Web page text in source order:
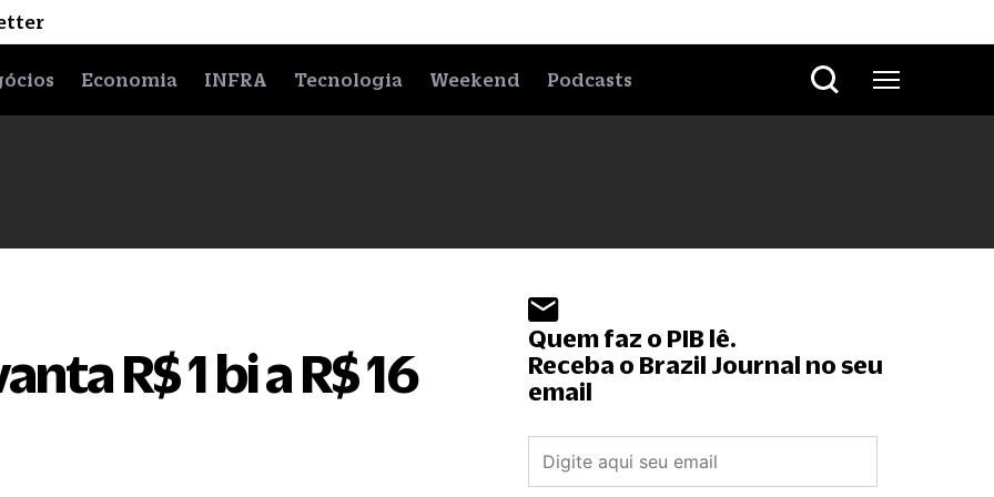
Economia INFRA Tecnologia Weekend Podcasts
R$ 1 bi a R$ 16
Quem faz o PIB lê.
Receba o Brazil Journal no seu
email